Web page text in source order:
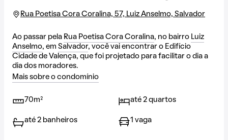
Rua Poetisa Cora Coralina, 57, Luiz Anselmo, Salvador
Ao passar pela Rua Poetisa Cora Coralina, no bairro Luiz
Anselmo, em Salvador, você vai encontrar o Edifício
Cidade de Valença, que foi projetado para facilitar o dia a
dia dos moradores.
Mais sobre o condomínio
70m² até 2 quartos
até 2 banheiros 1 vaga